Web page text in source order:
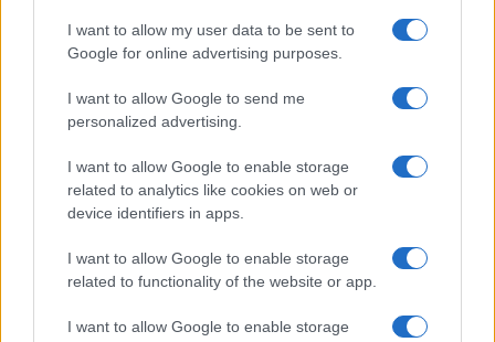
I want to allow my user data to be sent to
Google for online advertising purposes.
I want to allow Google to send me
personalized advertising.
I want to allow Google to enable storage
related to analytics like cookies on web or
device identifiers in apps.
I want to allow Google to enable storage
related to functionality of the website or app.
I want to allow Google to enable storage
kivonatosan olvashatja honlapunkon:
www.pontkiado.hu/fordulopont
Folyóiratunk, könyveink megrendelhetők akár e-mailen:
akár levélben: 1300 Budapest, Pf. 215, telefonon és
faxon (1) 368-8058, vagy közvetlenül honlapunkról!
munkatársainak e tájékoztatót.
Ha a továbbiakban nem kívánja kapni hírlevelünket,
kérem jelezze arendeles@pontkiado.hue-mail címen.